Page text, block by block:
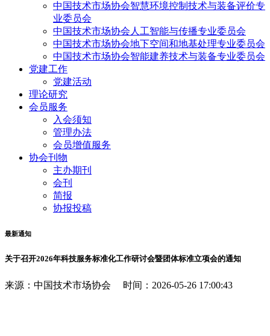
中国技术市场协会智慧环境控制技术与装备评价专
业委员会
中国技术市场协会人工智能与传播专业委员会
中国技术市场协会地下空间和地基处理专业委员会
中国技术市场协会智能建养技术与装备专业委员会
党建工作
党建活动
理论研究
会员服务
入会须知
管理办法
会员增值服务
协会刊物
主办期刊
会刊
简报
协报投稿
最新通知
关于召开2026年科技服务标准化工作研讨会暨团体标准立项会的通知
来源：中国技术市场协会 时间：2026-05-26 17:00:43